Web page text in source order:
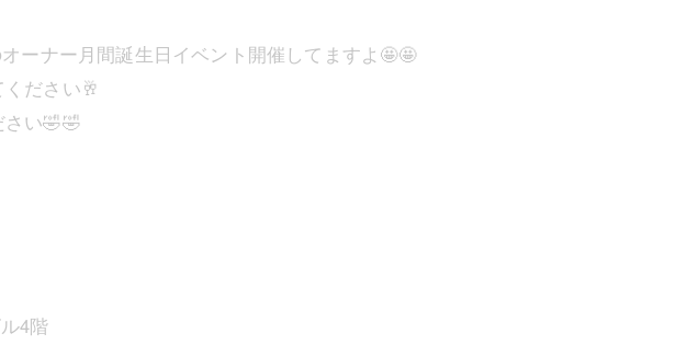
ーナー月間誕生日イベント開催してますよ🤩🤩
ださい🥂
い🤣🤣
4階